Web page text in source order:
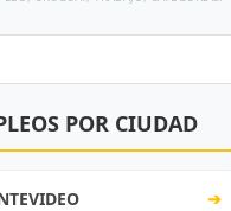
POR CIUDAD
➔